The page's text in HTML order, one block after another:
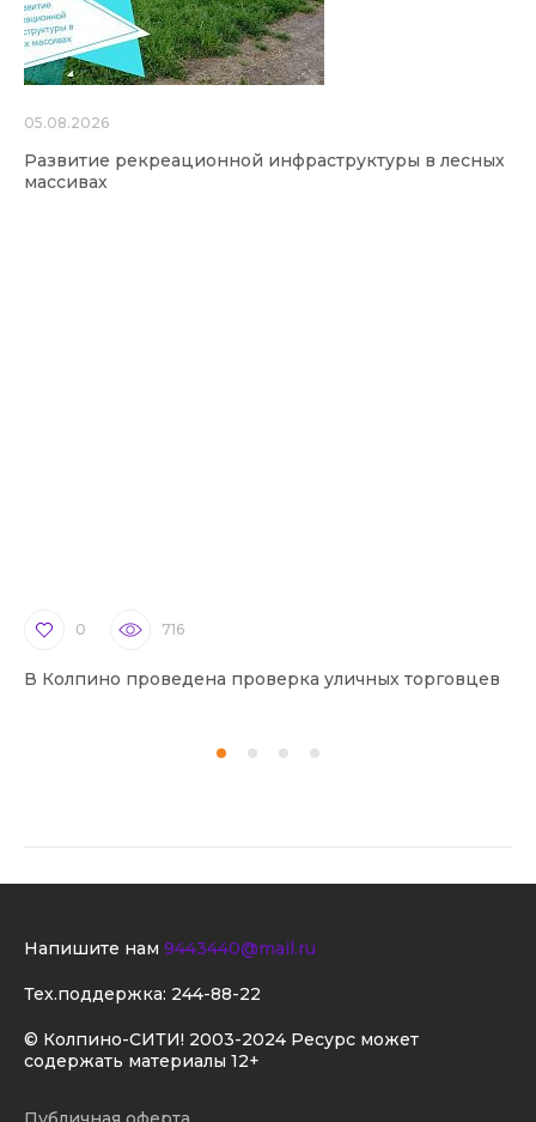
05.08.2026
Развитие рекреационной инфраструктуры в лесных
массивах
0 716
В Колпино проведена проверка уличных торговцев
© Колпино-СИТИ! 2003-2024 Ресурс может
содержать материалы 12+
Напишите нам 9443440@mail.ru
Тех.поддержка: 244-88-22